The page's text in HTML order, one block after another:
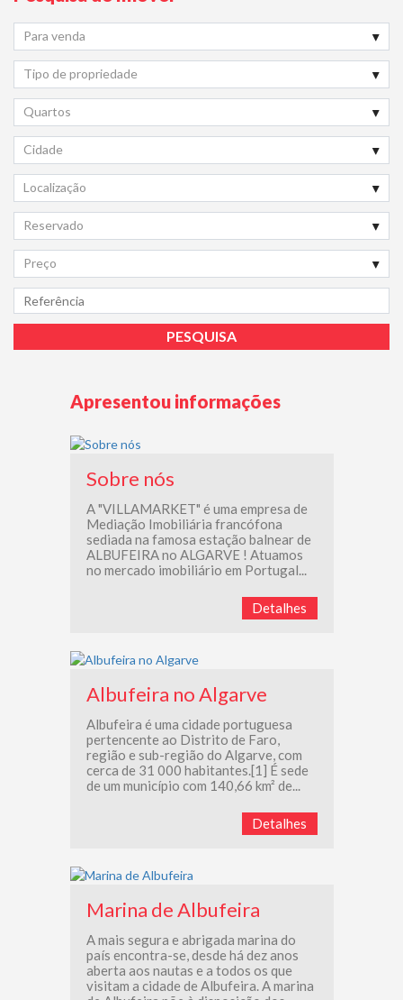
Para venda
Tipo de propriedade
Quartos
Cidade
Localização
Reservado
Preço
Apresentou informações
Sobre nós
A "VILLAMARKET" é uma empresa de
Mediação Imobiliária francófona
sediada na famosa estação balnear de
ALBUFEIRA no ALGARVE ! Atuamos
no mercado imobiliário em Portugal...
Detalhes
Albufeira no Algarve
Albufeira é uma cidade portuguesa
pertencente ao Distrito de Faro,
região e sub-região do Algarve, com
cerca de 31 000 habitantes.[1] É sede
de um município com 140,66 km² de...
Detalhes
Marina de Albufeira
A mais segura e abrigada marina do
país encontra-se, desde há dez anos
aberta aos nautas e a todos os que
visitam a cidade de Albufeira. A marina